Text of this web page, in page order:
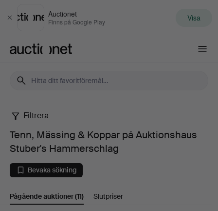
Stäng
Auctionet
Finns på Google Play Visa
Tenn,
Mässing
&
Koppar
Filtrera
Tenn, Mässing & Koppar på Auktionshaus
Stuber's Hammerschlag
Bevaka sökning
Pågående auktioner(11) Slutpriser